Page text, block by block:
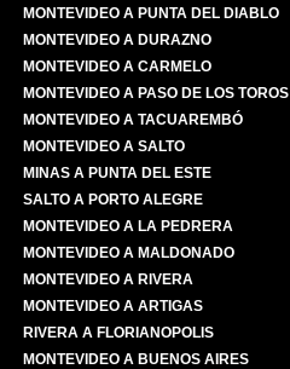
MONTEVIDEO A PUNTA DEL DIABLO
MONTEVIDEO A DURAZNO
MONTEVIDEO A CARMELO
MONTEVIDEO A PASO DE LOS TOROS
MONTEVIDEO A TACUAREMBÓ
MONTEVIDEO A SALTO
MINAS A PUNTA DEL ESTE
SALTO A PORTO ALEGRE
MONTEVIDEO A LA PEDRERA
MONTEVIDEO A MALDONADO
MONTEVIDEO A RIVERA
MONTEVIDEO A ARTIGAS
RIVERA A FLORIANOPOLIS
MONTEVIDEO A BUENOS AIRES